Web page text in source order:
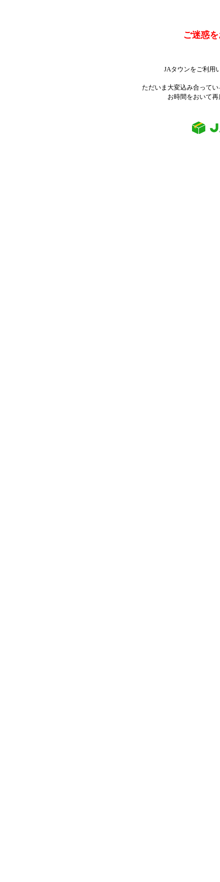
ご迷惑
JAタウンをご利用
ただいま大変込み合って
お時間をおいて